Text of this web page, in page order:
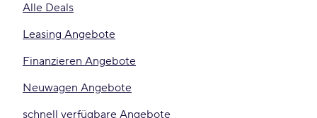
Alle Deals
Leasing Angebote
Finanzieren Angebote
Neuwagen Angebote
schnell verfügbare Angebote